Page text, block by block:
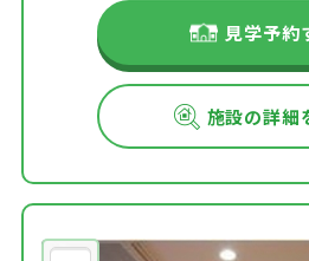
見学予約
施設の詳細